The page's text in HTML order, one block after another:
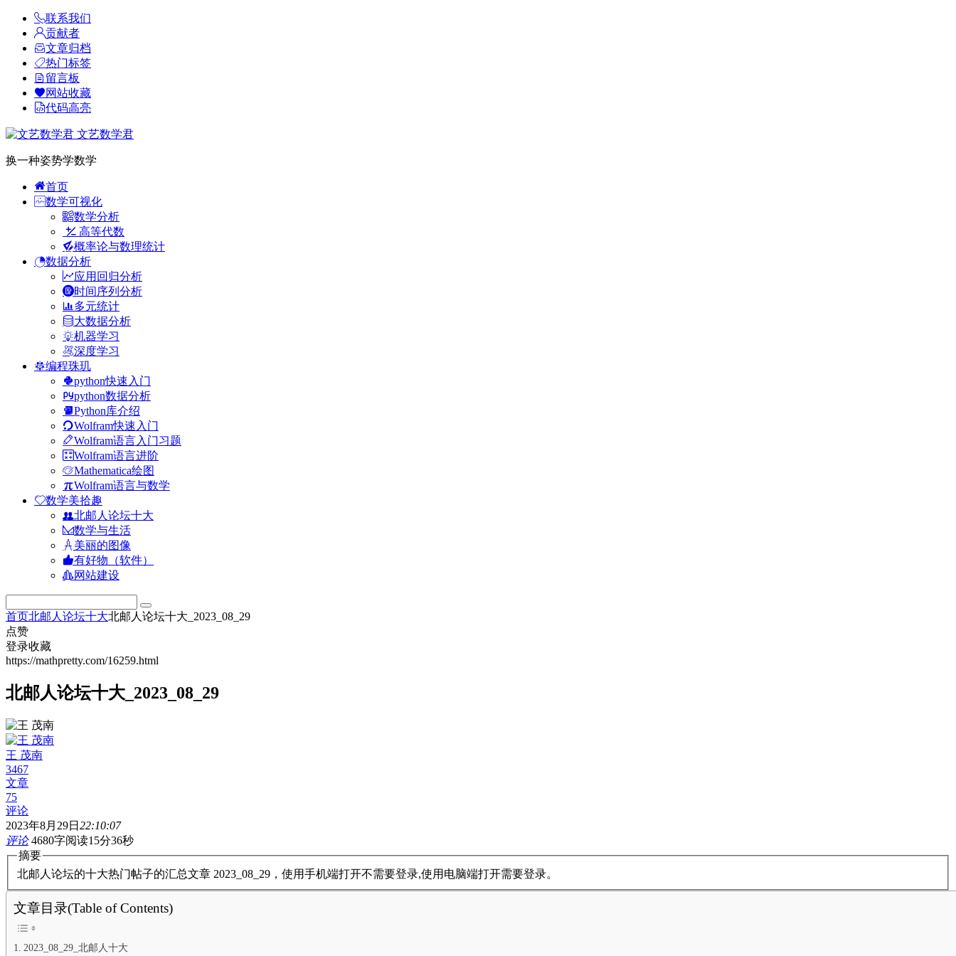
联系我们
贡献者
文章归档
热门标签
留言板
网站收藏
代码高亮
文艺数学君
换一种姿势学数学
首页
数学可视化
数学分析
高等代数
概率论与数理统计
数据分析
应用回归分析
时间序列分析
多元统计
大数据分析
机器学习
深度学习
编程珠玑
python快速入门
python数据分析
Python库介绍
Wolfram快速入门
Wolfram语言入门习题
Wolfram语言进阶
Mathematica绘图
Wolfram语言与数学
数学美拾趣
北邮人论坛十大
数学与生活
美丽的图像
有好物（软件）
网站建设
首页北邮人论坛十大北邮人论坛十大_2023_08_29
点赞
登录收藏
https://mathpretty.com/16259.html
北邮人论坛十大_2023_08_29
王 茂南
3467
文章
75
评论
2023年8月29日 22:10:07
评论 4680字阅读15分36秒
摘要
北邮人论坛的十大热门帖子的汇总文章 2023_08_29，使用手机端打开不需要登录,使用电脑端打开需要登录。
文章目录(Table of Contents)
2023_08_29_北邮人十大